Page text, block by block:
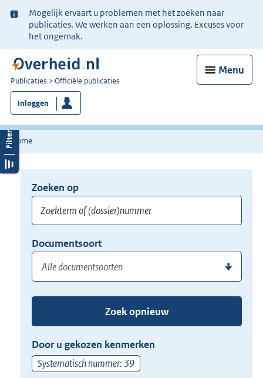
Ter
informatie:
Mogelijk ervaart u problemen met het zoeken naar
publicaties. We werken aan een oplossing. Excuses voor
het ongemak.
Menu
U
bent
nu
hier:
Publicaties Officiële publicaties
Inloggen
Home
Opnieuw
zoeken:
Zoeken op
of
(dossier)nummer
hier
uw
zoekterm
of
(dossier)nummer
in
Documentsoort
of
de
pijl
beneden
Zoek opnieuw
Door u gekozen kenmerken
Systematisch nummer: 39